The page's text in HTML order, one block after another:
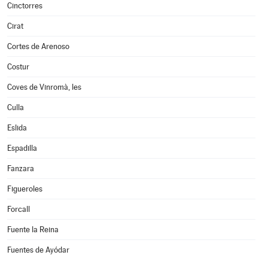
Cinctorres
Cirat
Cortes de Arenoso
Costur
Coves de Vinromà, les
Culla
Eslida
Espadilla
Fanzara
Figueroles
Forcall
Fuente la Reina
Fuentes de Ayódar